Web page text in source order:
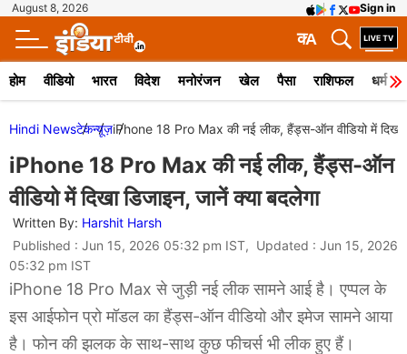
August 8, 2026 Sign in
A
क
होम वीडियो भारत विदेश मनोरंजन खेल पैसा राशिफल धर्म
Hindi Newsटेकन्यूज़iPhone 18 Pro Max की नई लीक, हैंड्स-ऑन वीडियो में दिखा
iPhone 18 Pro Max की नई लीक, हैंड्स-ऑन
वीडियो में दिखा डिजाइन, जानें क्या बदलेगा
Written By: Harshit Harsh
Published : Jun 15, 2026 05:32 pm IST, Updated : Jun 15, 2026
05:32 pm IST
iPhone 18 Pro Max से जुड़ी नई लीक सामने आई है। एप्पल के
इस आईफोन प्रो मॉडल का हैंड्स-ऑन वीडियो और इमेज सामने आया
है। फोन की झलक के साथ-साथ कुछ फीचर्स भी लीक हुए हैं।